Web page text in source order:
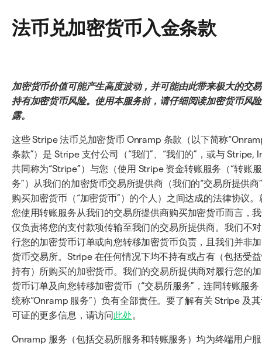
法币兑加密货币入金条款
加密货币价值可能产生高度波动，并可能由此带来极大的交
持有加密货币风险。使用本服务前，请仔细阅读加密货币风
露。
这些 Stripe 法币兑加密货币 Onramp 条款（以下简称
条款”）是 Stripe 支付公司（“我们”、“我们的”，或与 Stripe,
共同称为“Stripe”）与您（使用 Stripe 资金转账服务（“转账服
务”）从我们的加密货币交易所提供商（我们的“交易所提供商
购买加密货币（“加密货币”）的个人）之间达成的法律协议。
您使用转账服务从我们的交易所提供商购买加密货币而言，
仅负责将您的支付款项传输至我们的交易所提供商。我们不
行您的加密货币订单或向您转移加密货币负责，且我们并非
货币交易所。Stripe 在任何情况下均不持有或占有（包括受
持有）所购买的加密货币。我们的交易所提供商对履行您的
货币订单及向您转移加密货币（“交易所服务”，连同转账服务
统称“Onramp 服务”）负有全部责任。要了解有关 Stripe 及
可证的更多信息，请访问此处。
Onramp 服务（包括交易所服务和转账服务）均为终端用户服